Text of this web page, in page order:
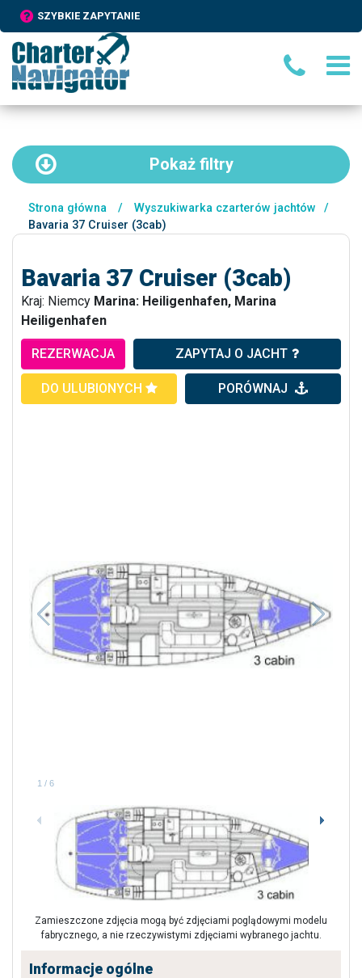
SZYBKIE ZAPYTANIE
Pokaż filtry
Strona główna / Wyszukiwarka czarterów jachtów
/
Bavaria 37 Cruiser (3cab)
Bavaria 37 Cruiser (3cab)
Kraj: Niemcy Marina: Heiligenhafen, Marina
Heiligenhafen
REZERWACJA ZAPYTAJ O JACHT
DO ULUBIONYCH PORÓWNAJ
1 / 6
Zamieszczone zdjęcia mogą być zdjęciami poglądowymi modelu
fabrycznego, a nie rzeczywistymi zdjęciami wybranego jachtu.
Informacje ogólne